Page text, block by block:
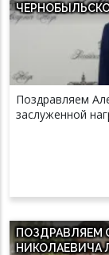
Поздравляем
заслуженной
ПОЗДРАВЛЯЕМ
НИКОЛАЕВИЧА